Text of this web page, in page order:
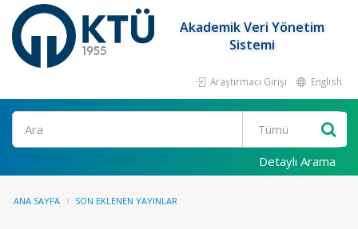
Akademik Veri Yönetim
Sistemi
Araştırmacı Girişi English
Ara
Detaylı Arama
ANA SAYFA SON EKLENEN YAYINLAR